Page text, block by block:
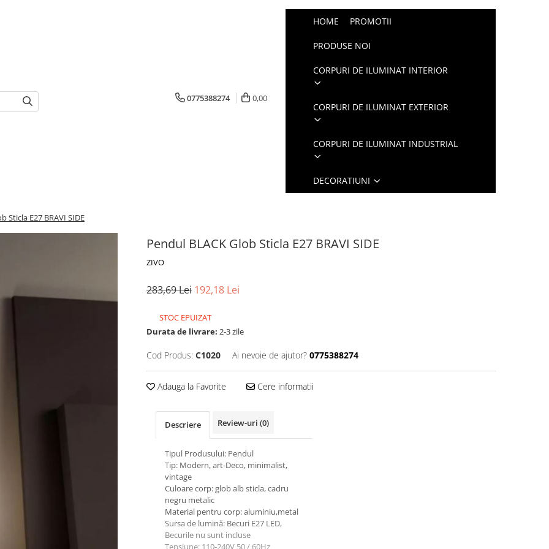
0775388274 0,00
HOME PROMOTII
PRODUSE NOI
CORPURI DE ILUMINAT INTERIOR
CORPURI DE ILUMINAT EXTERIOR
CORPURI DE ILUMINAT INDUSTRIAL
DECORATIUNI
Sticla E27 BRAVI SIDE
Pendul BLACK Glob Sticla E27 BRAVI SIDE
ZIVO
283,69 Lei 192,18 Lei
STOC EPUIZAT
Durata de livrare: 2-3 zile
Cod Produs: C1020 Ai nevoie de ajutor? 0775388274
Adauga la Favorite Cere informatii
Descriere Review-uri (0)
Tipul Produsului: Pendul
Tip: Modern, art-Deco, minimalist,
vintage
Culoare corp: glob alb sticla, cadru
negru metalic
Material pentru corp: aluminiu,metal
Sursa de lumină: Becuri E27 LED,
Becurile nu sunt incluse
Tensiune: 110-240V 50 / 60Hz